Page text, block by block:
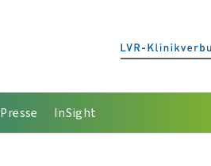
Presse InSight